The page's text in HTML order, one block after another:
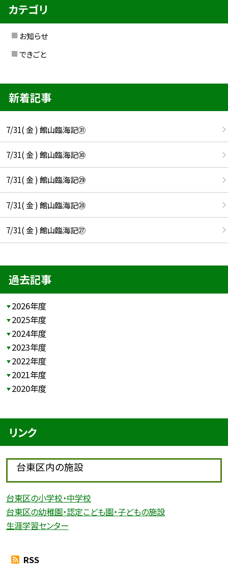
カテゴリ
お知らせ
できごと
新着記事
7/31( 金 ) 館山臨海記㉛
7/31( 金 ) 館山臨海記㉚
7/31( 金 ) 館山臨海記㉙
7/31( 金 ) 館山臨海記㉘
7/31( 金 ) 館山臨海記㉗
過去記事
2026年度
2025年度
2024年度
2023年度
2022年度
2021年度
2020年度
リンク
台東区内の施設
台東区の小学校・中学校
台東区の幼稚園・認定こども園・子どもの施設
生涯学習センター
RSS